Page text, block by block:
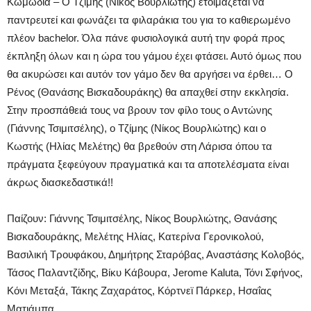
παντρευτεί και φωνάζει τα φιλαράκια του για το καθιερωμένο
πλέον bachelor. Όλα πάνε φυσιολογικά αυτή την φορά προς
έκπληξη όλων και η ώρα του γάμου έχει φτάσει. Αυτό όμως που
θα ακυρώσει και αυτόν τον γάμο δεν θα αργήσει να έρθει… Ο
Ρένος (Θανάσης Βισκαδουράκης) θα απαχθεί στην εκκλησία.
Στην προσπάθειά τους να βρουν τον φίλο τους ο Αντώνης
(Γιάννης Τσιμιτσέλης), ο Τζίμης (Νίκος Βουρλιώτης) και ο
Κωστής (Ηλίας Μελέτης) θα βρεθούν στη Λάρισα όπου τα
πράγματα ξεφεύγουν πραγματικά και τα αποτελέσματα είναι
άκρως διασκεδαστικά!!
Παίζουν: Γιάννης Τσιμιτσέλης, Νίκος Βουρλιώτης, Θανάσης
Βισκαδουράκης, Μελέτης Ηλίας, Κατερίνα Γερονικολού,
Βασιλική Τρουφάκου, Δημήτρης Σταρόβας, Αναστάσης Κολοβός,
Τάσος Παλαντζίδης, Βίκυ Κάβουρα, Jerome Kaluta, Τόνι Σφήνος,
Κόνι Μεταξά, Τάκης Ζαχαράτος, Κόρτνεϊ Πάρκερ, Ησαΐας